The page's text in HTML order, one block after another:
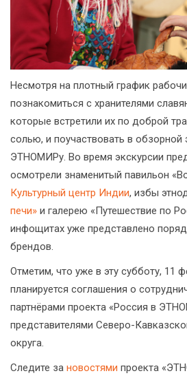
Несмотря на плотный график
познакомиться с хранителями
которые встретили их по доброй
солью, и поучаствовать в обзорной
ЭТНОМИРу. Во время экскурсии
осмотрели знаменитый павильон
Культурный центр Индии, избы
печи» и галерею «Путешествие по
инфощитах уже представлено
брендов.
Отметим, что уже в эту субботу, 11
планируется соглашения о
партнёрами проекта «Россия в
представителями Северо-
округа.
Следите за новостями проекта